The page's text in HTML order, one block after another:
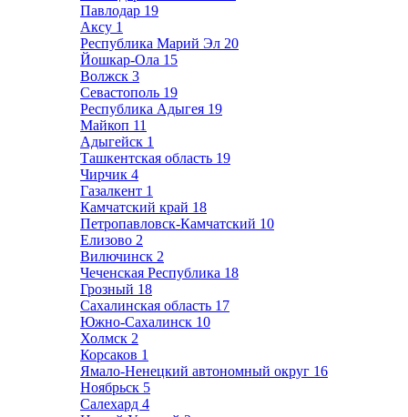
Павлодар 19
Аксу 1
Республика Марий Эл 20
Йошкар-Ола 15
Волжск 3
Севастополь 19
Республика Адыгея 19
Майкоп 11
Адыгейск 1
Ташкентская область 19
Чирчик 4
Газалкент 1
Камчатский край 18
Петропавловск-Камчатский 10
Елизово 2
Вилючинск 2
Чеченская Республика 18
Грозный 18
Сахалинская область 17
Южно-Сахалинск 10
Холмск 2
Корсаков 1
Ямало-Ненецкий автономный округ 16
Ноябрьск 5
Салехард 4